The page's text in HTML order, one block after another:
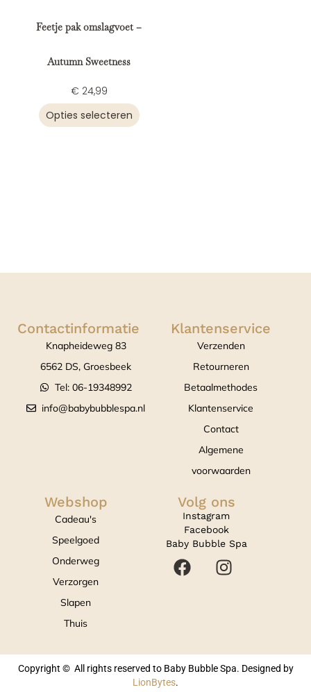
Feetje pak omslagvoet –
Autumn Sweetness
€ 24,99
Opties selecteren
Contactinformatie
Knapheideweg 83
6562 DS, Groesbeek
Tel: 06-19348992
info@babybubblespa.nl
Klantenservice
Verzenden
Retourneren
Betaalmethodes
Klantenservice
Contact
Algemene
voorwaarden
Webshop
Cadeau's
Speelgoed
Onderweg
Verzorgen
Slapen
Thuis
Volg ons
Instagram
Facebook
Baby Bubble Spa
Copyright © All rights reserved to Baby Bubble Spa. Designed by
LionBytes.